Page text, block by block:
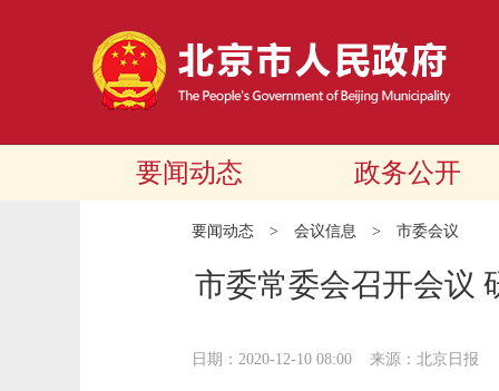
要闻动态 政务公开
要闻动态 > 会议信息 > 市委会议
市委常委会召开会议
日期：2020-12-10 08:00 来源：​北京日报